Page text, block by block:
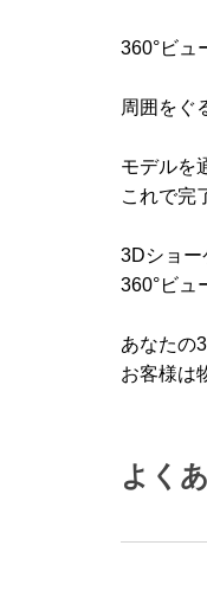
360°ビュ
周囲をぐ
モデルを
これで完
3Dショー
360°ビュ
あなたの
お客様は
よく